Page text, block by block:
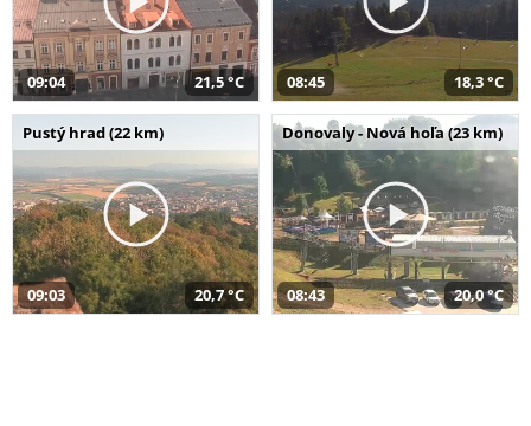
09:04 21,5 °C 08:45 18,3 °C
Pustý hrad (22 km)
09:03 20,7 °C
Donovaly - Nová hoľa (23 km)
08:43 20,0 °C